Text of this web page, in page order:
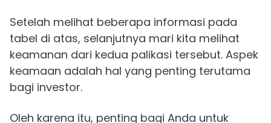
Setelah melihat beberapa informasi pada
tabel di atas, selanjutnya mari kita melihat
keamanan dari kedua palikasi tersebut. Aspek
keamaan adalah hal yang penting terutama
bagi investor.
Oleh karena itu, penting bagi Anda untuk